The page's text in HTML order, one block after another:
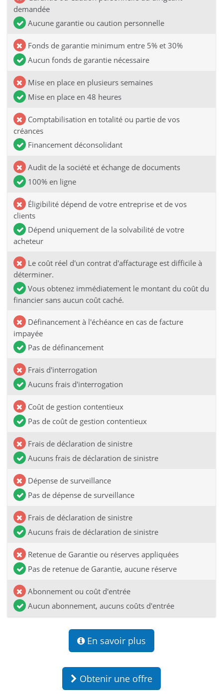
demandée
Aucune garantie ou caution personnelle
Fonds de garantie minimum entre 5% et 30%
Aucun fonds de garantie nécessaire
Mise en place en plusieurs semaines
Mise en place en 48 heures
Comptabilisation en totalité ou partie de vos
créances
Financement déconsolidant
Audit de la société et échange de documents
100% en ligne
Éligibilité dépend de votre entreprise et de vos
clients
Dépend uniquement de la solvabilité de votre
acheteur
Le coût réel d'un contrat d'affacturage est difficile à
déterminer.
Vous obtenez immédiatement le montant du coût du
financier sans aucun coût caché.
Définancement à l'échéance en cas de facture
impayée
Pas de définancement
Frais d'interrogation
Aucuns frais d'interrogation
Coût de gestion contentieux
Pas de coût de gestion contentieux
Frais de déclaration de sinistre
Aucuns frais de déclaration de sinistre
Dépense de surveillance
Pas de dépense de surveillance
Frais de déclaration de sinistre
Aucuns frais de déclaration de sinistre
Retenue de Garantie ou réserves appliquées
Pas de retenue de Garantie, aucune réserve
Abonnement ou coût d'entrée
Aucun abonnement, aucuns coûts d'entrée
En savoir plus
Obtenir une offre